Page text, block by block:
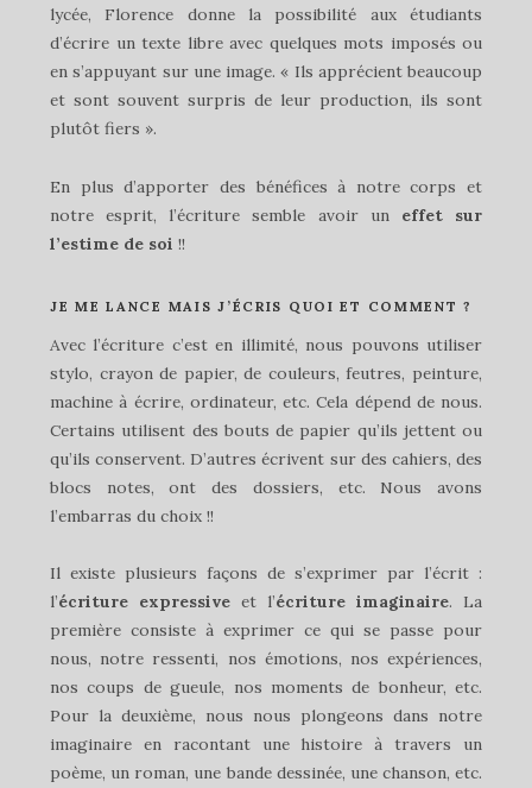
lycée, Florence donne la possibilité aux étudiants
d’écrire un texte libre avec quelques mots imposés ou
en s’appuyant sur une image. « Ils apprécient beaucoup
et sont souvent surpris de leur production, ils sont
plutôt fiers ».
En plus d’apporter des bénéfices à notre corps et
notre esprit, l’écriture semble avoir un effet sur
l’estime de soi !!
JE ME LANCE MAIS J’ÉCRIS QUOI ET COMMENT ?
Avec l’écriture c’est en illimité, nous pouvons utiliser
stylo, crayon de papier, de couleurs, feutres, peinture,
machine à écrire, ordinateur, etc. Cela dépend de nous.
Certains utilisent des bouts de papier qu’ils jettent ou
qu’ils conservent. D’autres écrivent sur des cahiers, des
blocs notes, ont des dossiers, etc. Nous avons
l’embarras du choix !!
Il existe plusieurs façons de s’exprimer par l’écrit :
l’écriture expressive et l’écriture imaginaire. La
première consiste à exprimer ce qui se passe pour
nous, notre ressenti, nos émotions, nos expériences,
nos coups de gueule, nos moments de bonheur, etc.
Pour la deuxième, nous nous plongeons dans notre
imaginaire en racontant une histoire à travers un
poème, un roman, une bande dessinée, une chanson, etc.